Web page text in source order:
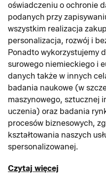
oświadczeniu o ochronie
podanych przy
wszystkim realizacja
personalizacja, rozwój i
Ponadto wykorzystujemy
surowego niemieckiego i
danych także w innych
badania naukowe (w
maszynowego, sztucznej
uczenia) oraz badania
procesów biznesowych,
kształtowania naszych
spersonalizowanej.
Czytaj więcej